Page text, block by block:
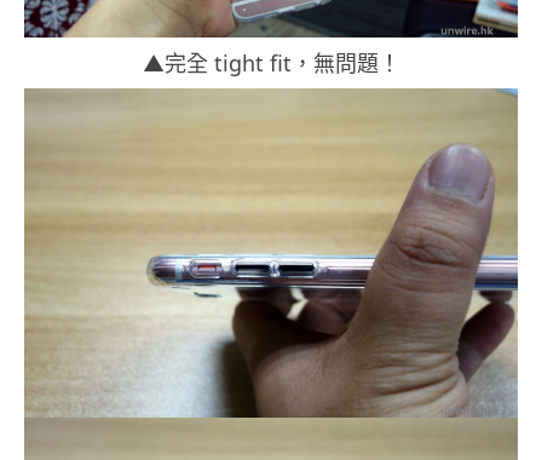
▲完全 tight fit，無問題！